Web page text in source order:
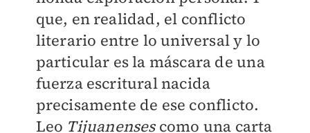
que, en realidad, el conflicto
literario entre lo universal y lo
particular es la máscara de una
fuerza escritural nacida
precisamente de ese conflicto.
Leo Tijuanensescomo una carta